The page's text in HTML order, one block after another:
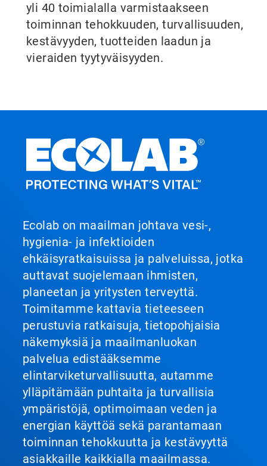
yli 40 toimialalla varmistaakseen
toiminnan tehokkuuden, turvallisuuden,
kestävyyden, tuotteiden laadun ja
vieraiden tyytyväisyyden.
Ecolab on maailman johtava vesi-,
hygienia- ja infektioiden
ehkäisyratkaisuissa ja palveluissa, jotka
auttavat suojelemaan ihmisten,
planeetan ja yritysten terveyttä.
Toimitamme kattavia tieteeseen
perustuvia ratkaisuja, tietopohjaisia
näkemyksiä ja maailmanluokan
palvelua edistääksemme
elintarviketurvallisuutta, autamme
ylläpitämään puhtaita ja turvallisia
ympäristöjä, optimoimaan veden ja
energian käyttöä sekä parantamaan
toiminnan tehokkuutta ja kestävyyttä
asiakkaille kaikkialla maailmassa.